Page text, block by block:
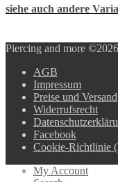
siehe auch andere
Piercing and more
AGB
Impressum
Preise und Versand
Widerrufsrecht
Facebook
Cookie-Richtlinie
My Account